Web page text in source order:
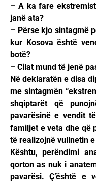
– A ka fare
janë ata?
– Përse kjo sintagmë
kur Kosova është
botë?
– Cilat mund të jenë
Në deklaratën e disa
me sintagmën
shqiptarët që
pavarësinë e vendit
familjet e veta dhe që
të realizojnë vullnetin
Kështu, perëndimi
qorton as nuk i
pavarësi. Ç’është e